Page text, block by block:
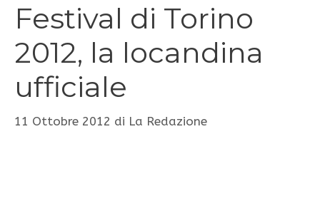
Festival di Torino
2012, la locandina
ufficiale
11 Ottobre 2012 di La Redazione